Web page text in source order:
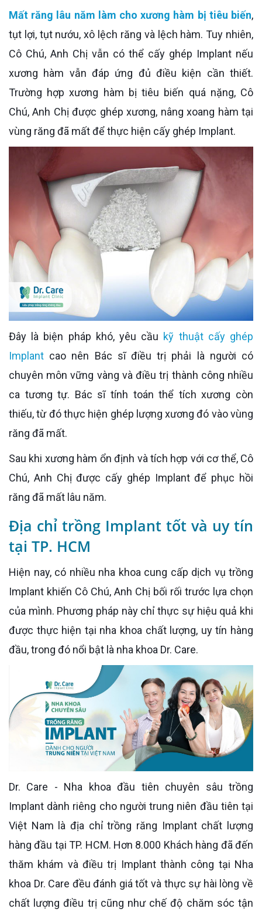
Mất răng lâu năm làm cho xương hàm bị tiêu biến,
tụt lợi, tụt nướu, xô lệch răng và lệch hàm. Tuy nhiên,
Cô Chú, Anh Chị vẫn có thể cấy ghép Implant nếu
xương hàm vẫn đáp ứng đủ điều kiện cần thiết.
Trường hợp xương hàm bị tiêu biến quá nặng, Cô
Chú, Anh Chị được ghép xương, nâng xoang hàm tại
vùng răng đã mất để thực hiện cấy ghép Implant.
Đây là biện pháp khó, yêu cầu kỹ thuật cấy ghép
Implant cao nên Bác sĩ điều trị phải là người có
chuyên môn vững vàng và điều trị thành công nhiều
ca tương tự. Bác sĩ tính toán thể tích xương còn
thiếu, từ đó thực hiện ghép lượng xương đó vào vùng
răng đã mất.
Sau khi xương hàm ổn định và tích hợp với cơ thể, Cô
Chú, Anh Chị được cấy ghép Implant để phục hồi
răng đã mất lâu năm.
Địa chỉ trồng Implant tốt và uy tín
tại TP. HCM
Hiện nay, có nhiều nha khoa cung cấp dịch vụ trồng
Implant khiến Cô Chú, Anh Chị bối rối trước lựa chọn
của mình. Phương pháp này chỉ thực sự hiệu quả khi
được thực hiện tại nha khoa chất lượng, uy tín hàng
đầu, trong đó nổi bật là nha khoa Dr. Care.
Dr. Care - Nha khoa đầu tiên chuyên sâu trồng
Implant dành riêng cho người trung niên đầu tiên tại
Việt Nam là địa chỉ trồng răng Implant chất lượng
hàng đầu tại TP. HCM. Hơn 8.000 Khách hàng đã đến
thăm khám và điều trị Implant thành công tại Nha
khoa Dr. Care đều đánh giá tốt và thực sự hài lòng về
chất lượng điều trị cũng như chế độ chăm sóc tận